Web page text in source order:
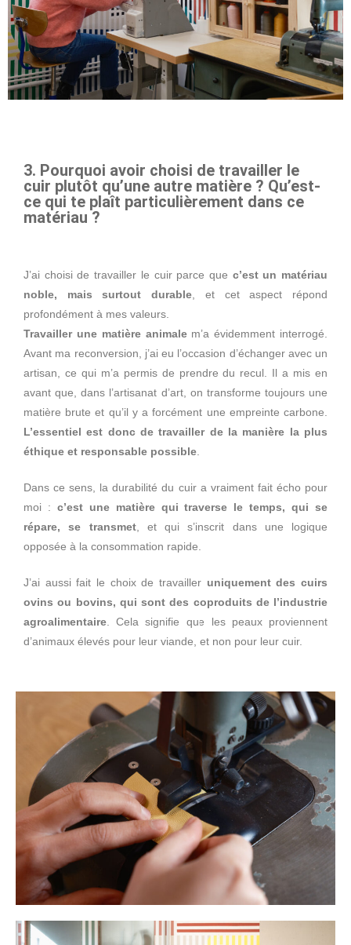
3. Pourquoi avoir choisi de travailler le
cuir plutôt qu’une autre matière ? Qu’est-
ce qui te plaît particulièrement dans ce
matériau ?
J’ai choisi de travailler le cuir parce que c’est un matériau
noble, mais surtout durable , et cet aspect répond
profondément à mes valeurs.
Travailler une matière animalem’a évidemment interrogé.
Avant ma reconversion, j’ai eu l’occasion d’échanger avec un
artisan, ce qui m’a permis de prendre du recul. Il a mis en
avant que, dans l’artisanat d’art, on transforme toujours une
matière brute et qu’il y a forcément une empreinte carbone.
L’essentiel est donc de travailler de la manière la plus
éthique et responsable possible
Dans ce sens, la durabilité du cuir a vraiment fait écho pour
moi : c’est une matière qui traverse le temps, qui se
répare, se transmet, et qui s’inscrit dans une logique
opposée à la consommation rapide.
J’ai aussi fait le choix de travailler uniquement des cuirs
ovins ou bovins, qui sont des coproduits de l’industrie
agroalimentaire . Cela signifie que les peaux proviennent
d’animaux élevés pour leur viande, et non pour leur cuir.